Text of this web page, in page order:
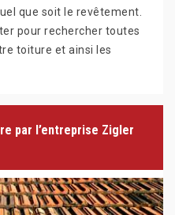
que soit le revêtement.
pour rechercher toutes
toiture et ainsi les
par l’entreprise Zigler